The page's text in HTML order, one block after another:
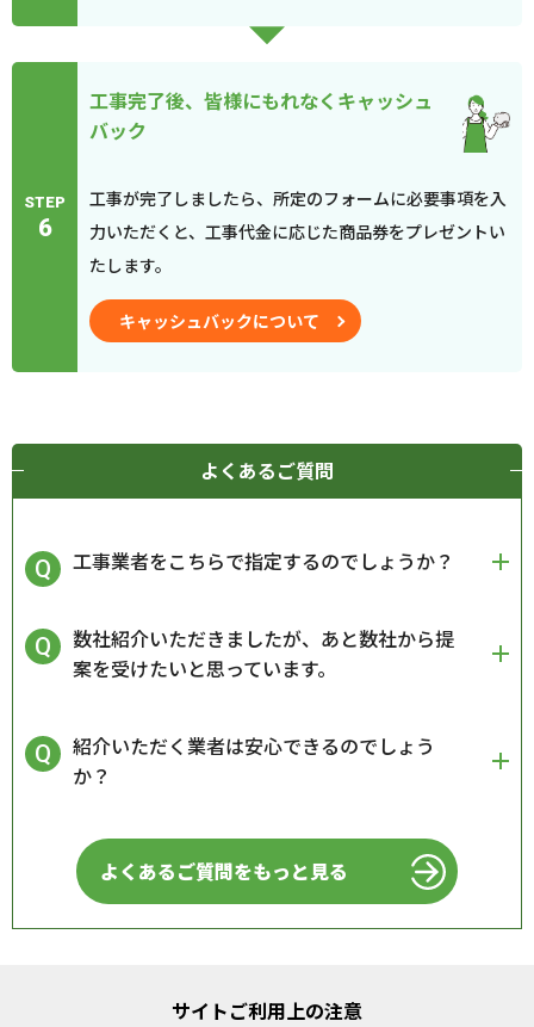
STEP
6
工事完了後、皆様にもれなくキャッシュ
バック
工事が完了しましたら、所定のフォームに必要事項を入
力いただくと、工事代金に応じた商品券をプレゼントい
たします。
キャッシュバックについて
よくあるご質問
工事業者をこちらで指定するのでしょうか？
数社紹介いただきましたが、あと数社から提
案を受けたいと思っています。
紹介いただく業者は安心できるのでしょう
か？
よくあるご質問をもっと見る
サイトご利用上の注意